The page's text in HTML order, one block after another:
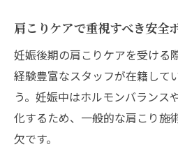
肩こりケアで重視すべき安全
妊娠後期の肩こりケアを受ける
経験豊富なスタッフが在籍して
う。妊娠中はホルモンバランス
化するため、一般的な肩こり施
欠です。